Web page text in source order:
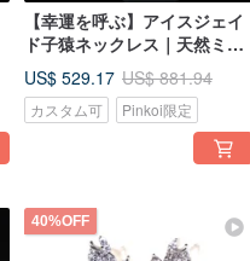
【幸運を呼ぶ】アイスジェイ
ド子猿ネックレス｜天然ミャ
ンマー産ジェイダイト A 貨｜
ギフトに
US$ 529.17 US$ 881.94
カスタム可 Pinkoi限定
40%OFF